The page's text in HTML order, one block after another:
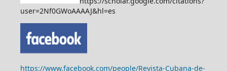
user=2Nf0GWoAAAAJ&hl=es
https://www.facebook.com/people/Revista-Cubana-de-